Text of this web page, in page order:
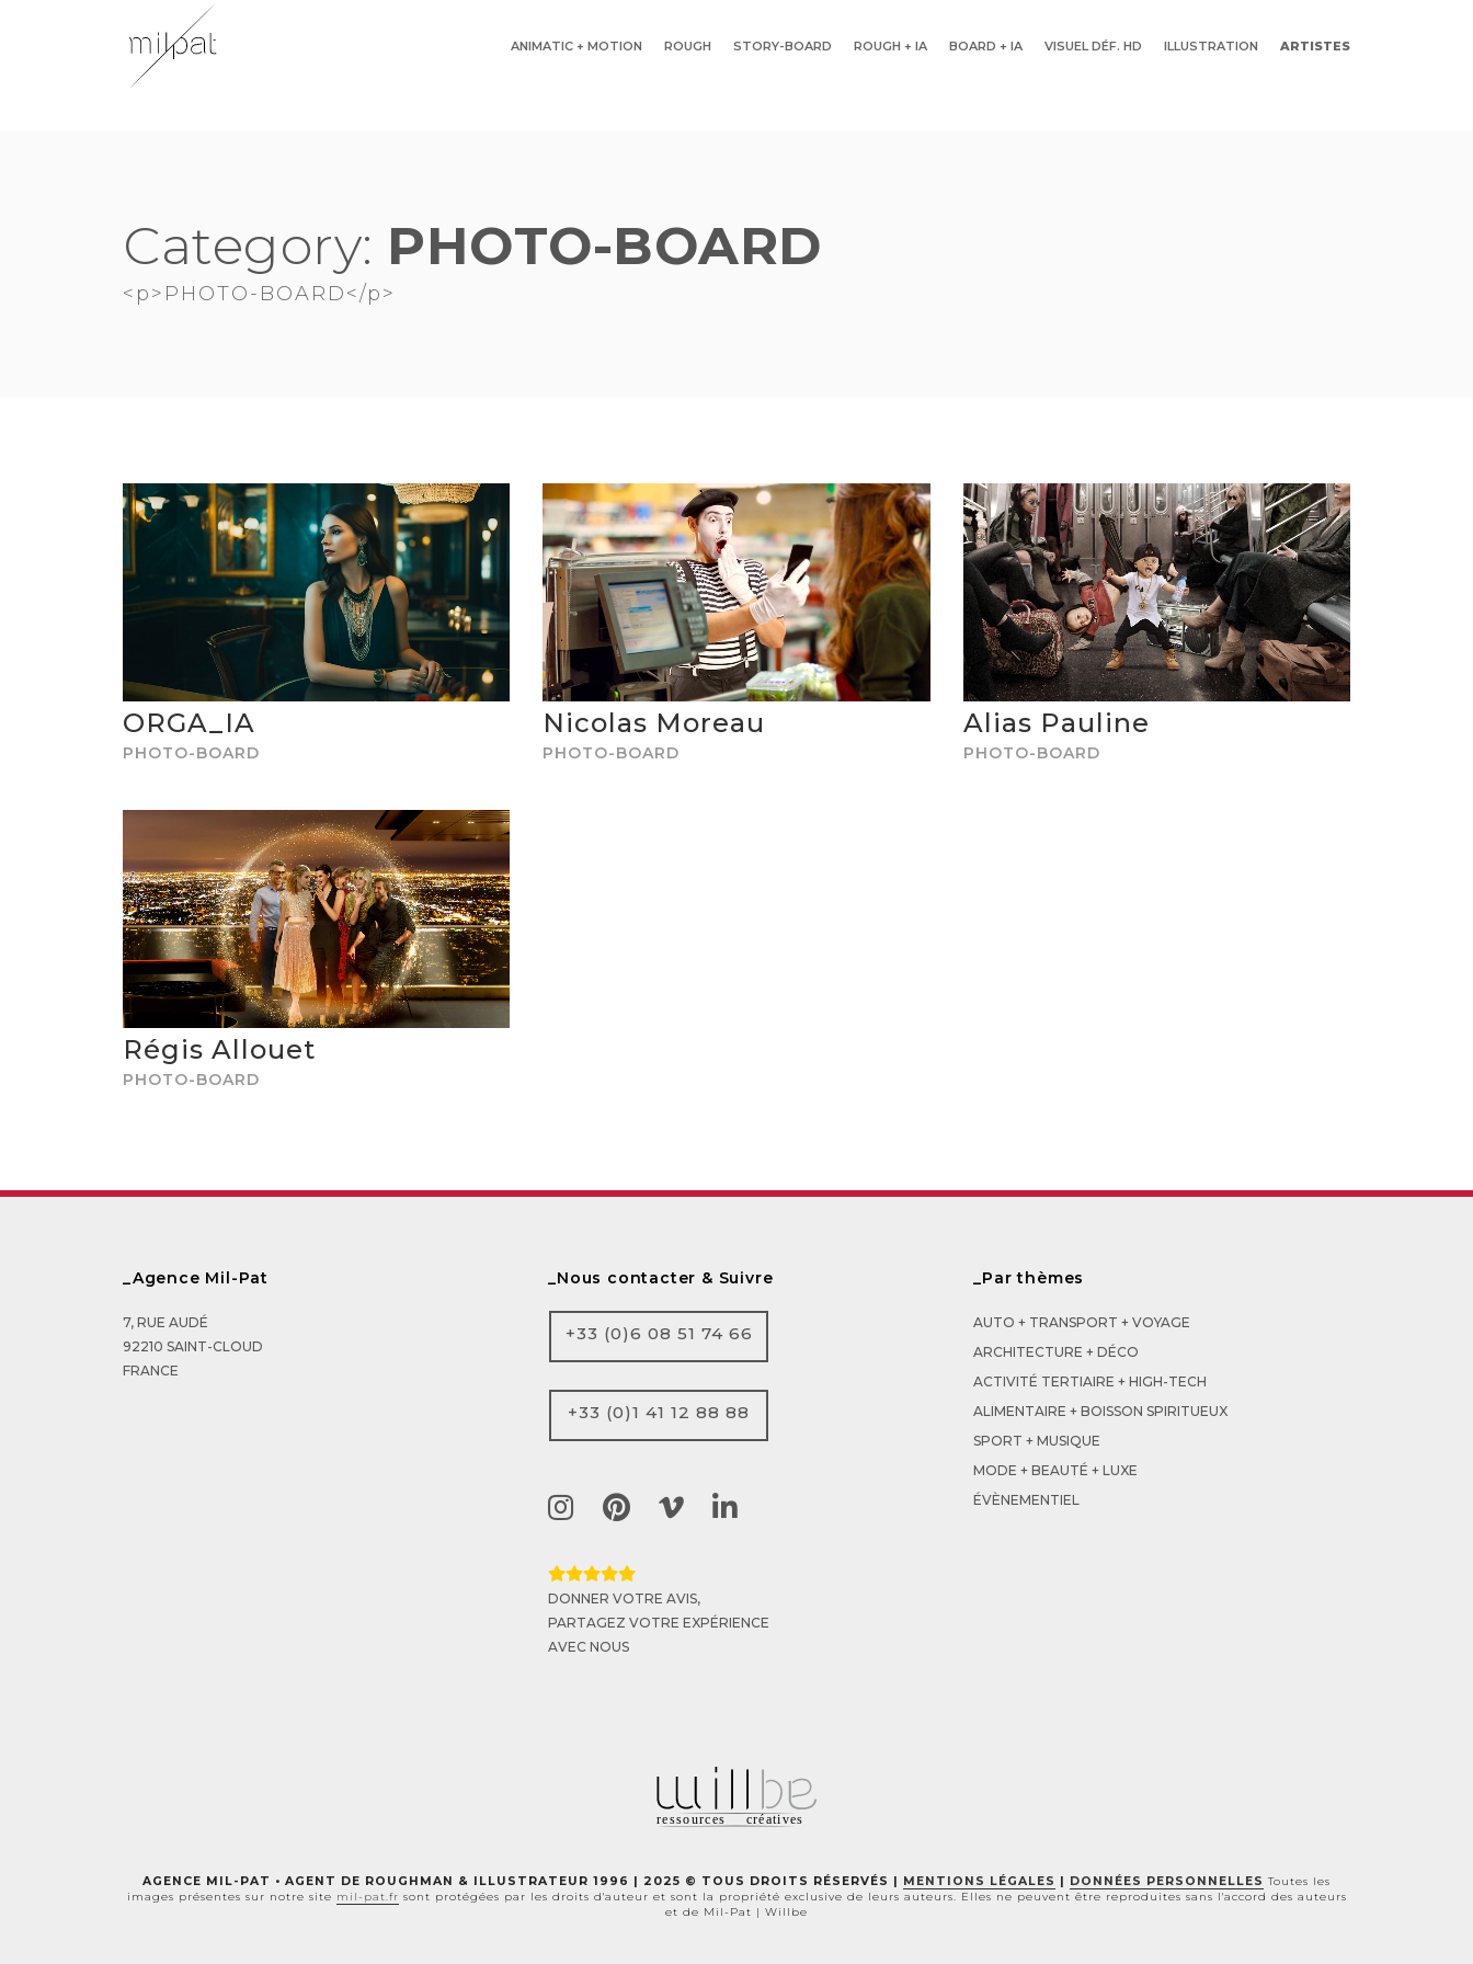
ANIMATIC + MOTION ROUGH STORY-BOARD ROUGH + IA BOARD + IA VISUEL DÉF. HD ILLUSTRATION ARTISTES
Category: PHOTO-BOARD
<p>PHOTO-BOARD</p>
ORGA_IA
PHOTO-BOARD
Nicolas Moreau
PHOTO-BOARD
Alias Pauline
PHOTO-BOARD
Régis Allouet
PHOTO-BOARD
_Agence Mil-Pat
7, RUE AUDÉ
92210 SAINT-CLOUD
FRANCE
_Nous contacter & Suivre
+33 (0)6 08 51 74 66
+33 (0)1 41 12 88 88
DONNER VOTRE AVIS,
PARTAGEZ VOTRE EXPÉRIENCE
AVEC NOUS
_Par thèmes
AUTO + TRANSPORT + VOYAGE
ARCHITECTURE + DÉCO
ACTIVITÉ TERTIAIRE + HIGH-TECH
ALIMENTAIRE + BOISSON SPIRITUEUX
SPORT + MUSIQUE
MODE + BEAUTÉ + LUXE
ÉVÈNEMENTIEL
AGENCE MIL-PAT • AGENT DE ROUGHMAN & ILLUSTRATEUR 1996 | 2025 © TOUS DROITS RÉSERVÉS | MENTIONS LÉGALES | DONNÉES PERSONNELLES Toutes les
images présentes sur notre site mil-pat.fr sont protégées par les droits d'auteur et sont la propriété exclusive de leurs auteurs. E lles ne peuvent être reproduites sans l'accord des auteurs
et de M il- Pat | Willbe